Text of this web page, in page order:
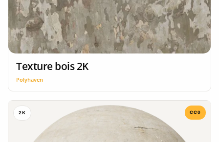
Texture bois 2K
Polyhaven
2K CC0